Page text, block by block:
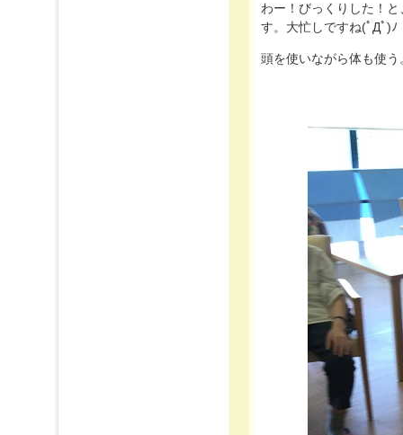
わー！びっくりした！
す。大忙しですね(ﾟДﾟ)ﾉ
頭を使いながら体も使